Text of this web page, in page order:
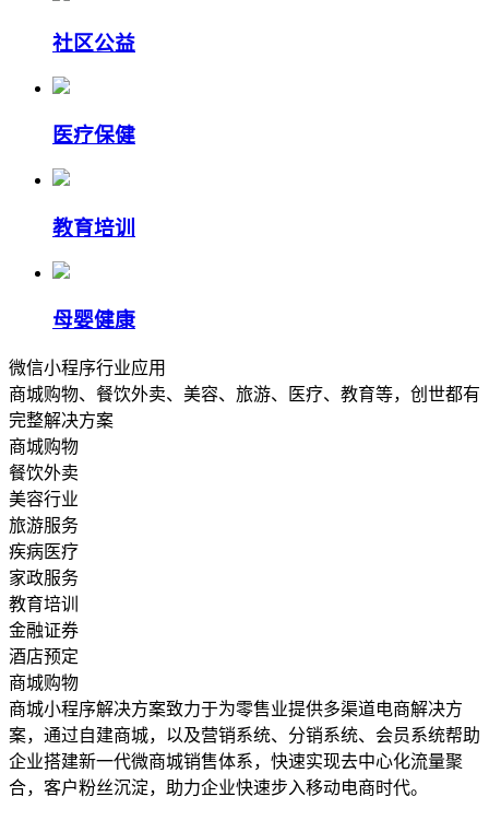
社区公益
医疗保健
教育培训
母婴健康
微信小程序行业应用
商城购物、餐饮外卖、美容、旅游、医疗、教育等，创世都有
完整解决方案
商城购物
餐饮外卖
美容行业
旅游服务
疾病医疗
家政服务
教育培训
金融证券
酒店预定
商城购物
商城小程序解决方案致力于为零售业提供多渠道电商解决方
案，通过自建商城，以及营销系统、分销系统、会员系统帮助
企业搭建新一代微商城销售体系，快速实现去中心化流量聚
合，客户粉丝沉淀，助力企业快速步入移动电商时代。